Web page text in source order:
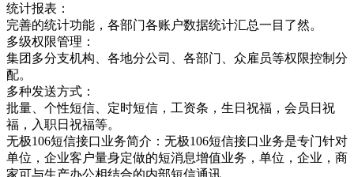
统计报表：
完善的统计功能，各部门各账户数据统计汇总一目了然。
多级权限管理：
集团多分支机构、各地分公司、各部门、众雇员等权限控制分
配。
多种发送方式：
批量、个性短信、定时短信，工资条，生日祝福，会员日祝
福，入职日祝福等。
无极106短信接口业务简介：无极106短信接口业务是专门针对
单位，企业客户量身定做的短消息增值业务，单位，企业，商
家可与生产办公相结合的内部短信通讯，